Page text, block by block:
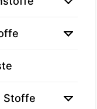

Stoffe 